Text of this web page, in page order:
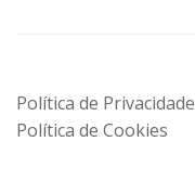
Política de Privacidade
Política de Cookies